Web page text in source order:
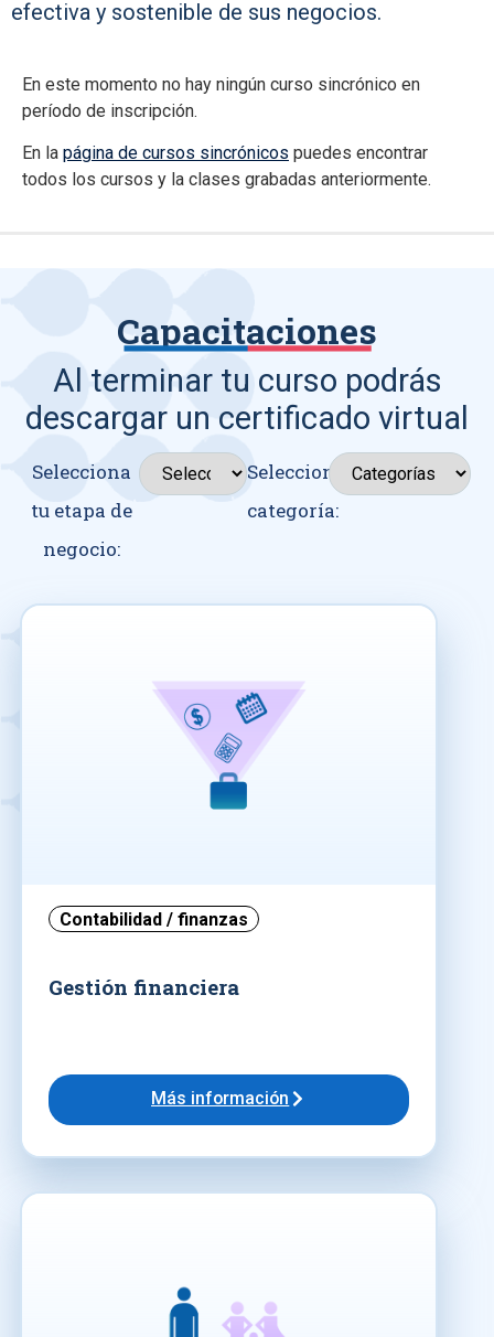
efectiva y sostenible de sus negocios.
En este momento no hay ningún curso sincrónico en
período de inscripción.
En la página de cursos sincrónicos puedes encontrar
todos los cursos y la clases grabadas anteriormente.
Capacitaciones
Al terminar tu curso podrás
descargar un certificado virtual
Selecciona
tu etapa de
negocio:
Seleccionar
categoría:
Contabilidad / finanzas
Gestión financiera
Más información